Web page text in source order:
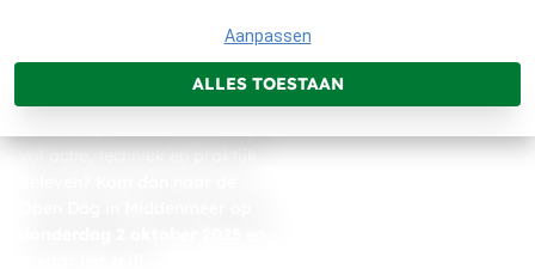
Aanpassen
ALLES TOESTAAN
ONTDEK. BELEEF. LEER.
Bedrijfstrainingen voor jou of
je organisatie kan betekenen?
vol actie, techniek en praktijk